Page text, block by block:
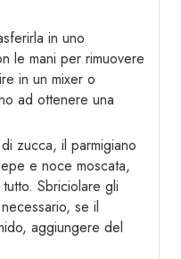
in uno
le mani per rimuovere
in un mixer o
ad ottenere una
zucca, il parmigiano
e noce moscata,
Sbriciolare gli
se il
aggiungere del